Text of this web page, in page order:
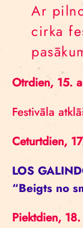
Ar
cirka
Otrdien, 15.
Festivāla
Ceturtdien,
LOS
“Beigts no
Piektdien,